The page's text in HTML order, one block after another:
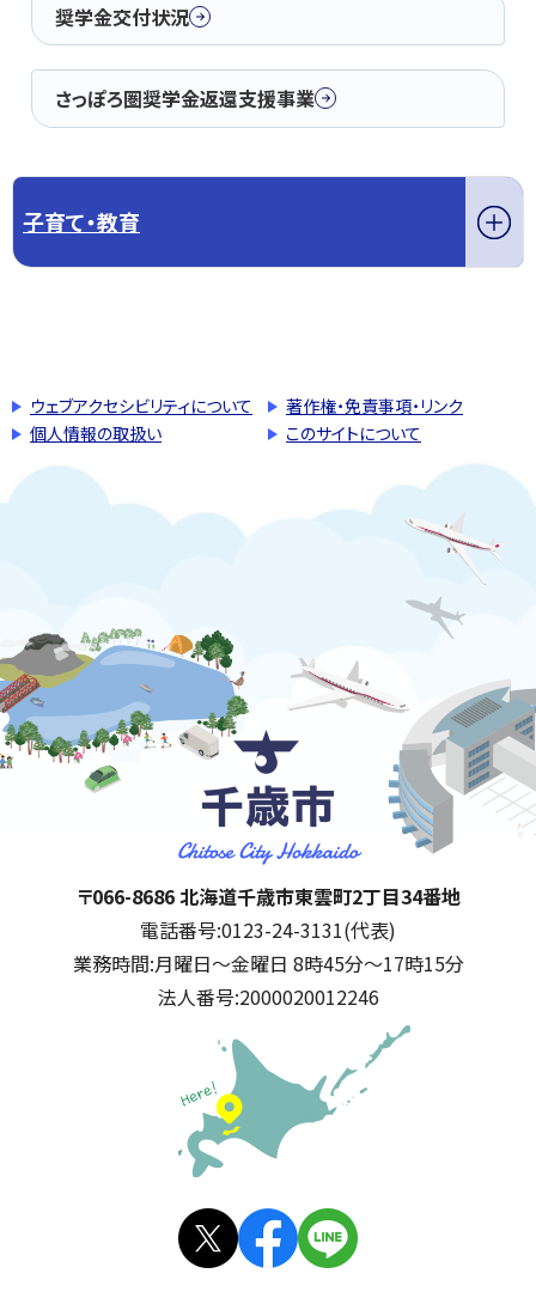
奨学金交付状況
さっぽろ圏奨学金返還支援事業
子育て・教育
ウェブアクセシビリティについて
著作権・免責事項・リンク
個人情報の取扱い
このサイトについて
千歳市
住所:
〒066-8686 北海道千歳市東雲町2丁目34番地
電話番号:0123-24-3131(代表)
業務時間:月曜日～金曜日 8時45分～17時15分
法人番号:2000020012246
公式SNS